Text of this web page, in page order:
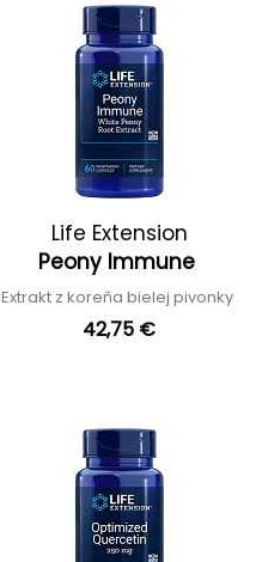
Life Extension
Peony Immune
Extrakt z koreňa bielej pivonky
42,75 €